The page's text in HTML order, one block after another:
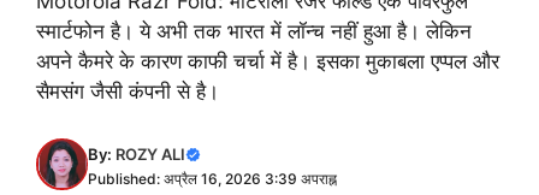
स्मार्टफोन है। ये अभी तक भारत में लॉन्च नहीं हुआ है। लेकिन
अपने कैमरे के कारण काफी चर्चा में है। इसका मुकाबला एप्पल और
सैमसंग जैसी कंपनी से है।
By: ROZY ALI
Published: अप्रैल 16, 2026 3:39 अपराह्न